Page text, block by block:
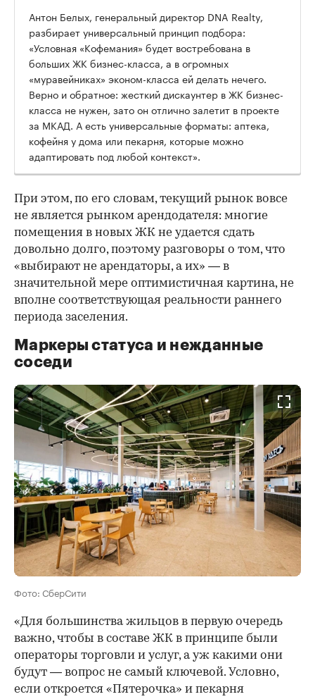
Антон Белых, генеральный директор DNA Realty,
разбирает универсальный принцип подбора:
«Условная «Кофемания» будет востребована в
больших ЖК бизнес-класса, а в огромных
«муравейниках» эконом-класса ей делать нечего.
Верно и обратное: жесткий дискаунтер в ЖК бизнес-
класса не нужен, зато он отлично залетит в проекте
за МКАД. А есть универсальные форматы: аптека,
кофейня у дома или пекарня, которые можно
адаптировать под любой контекст».
При этом, по его словам, текущий рынок вовсе
не является рынком арендодателя: многие
помещения в новых ЖК не удается сдать
довольно долго, поэтому разговоры о том, что
«выбирают не арендаторы, а их» — в
значительной мере оптимистичная картина, не
вполне соответствующая реальности раннего
периода заселения.
Маркеры статуса и нежданные
соседи
Фото: СберСити
«Для большинства жильцов в первую очередь
важно, чтобы в составе ЖК в принципе были
операторы торговли и услуг, а уж какими они
будут — вопрос не самый ключевой. Условно,
если откроется «Пятерочка» и пекарня